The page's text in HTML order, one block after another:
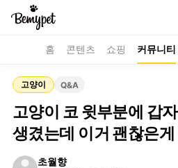
홈 콘텐츠 쇼핑 커뮤니티
고양이 Q&A
고양이 코 윗부분에 갑
생겼는데 이거 괜찮은
초월향